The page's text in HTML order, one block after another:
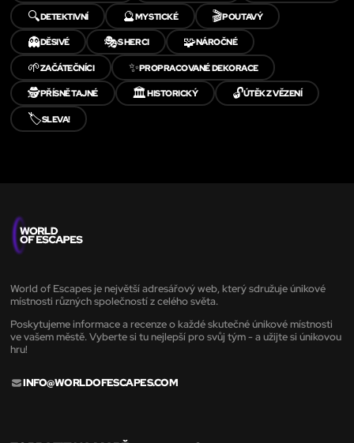
🔍DETEKTIVNÍ 🔮MYSTICKÉ 🎬POUTAVÝ
👻DĚSIVÉ 🎭S HERCI 🧩NÁROČNÉ
🌱ZAČÁTEČNÍCI ✨PROPRACOVANÉ DEKORACE
🕵️PŘÍSNĚ TAJNÉ 🏛️HISTORICKÝ 🔓ÚTĚK Z VĚZENÍ
🏷️SLEVA!
World of Escapes je největší adresářový web, který sdružuje únikové
místnosti různých společností z celého světa.
Poskytujeme informace a recenze o každé skutečné únikové místnosti
ve vašem městě. Vyberte si tu nejlepší pro svůj tým - a užijte si únikovou
hru!
INFO@WORLDOFESCAPES.COM